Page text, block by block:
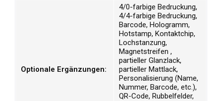
Optionale Ergänzungen:
4/0-farbige Bedruckung,
4/4-farbige Bedruckung,
Barcode, Hologramm,
Hotstamp, Kontaktchip,
Lochstanzung,
Magnetstreifen ,
partieller Glanzlack,
partieller Mattlack,
Personalisierung (Name,
Nummer, Barcode, etc.),
QR-Code, Rubbelfelder,